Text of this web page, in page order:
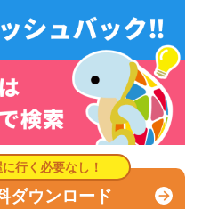
ダウンロード